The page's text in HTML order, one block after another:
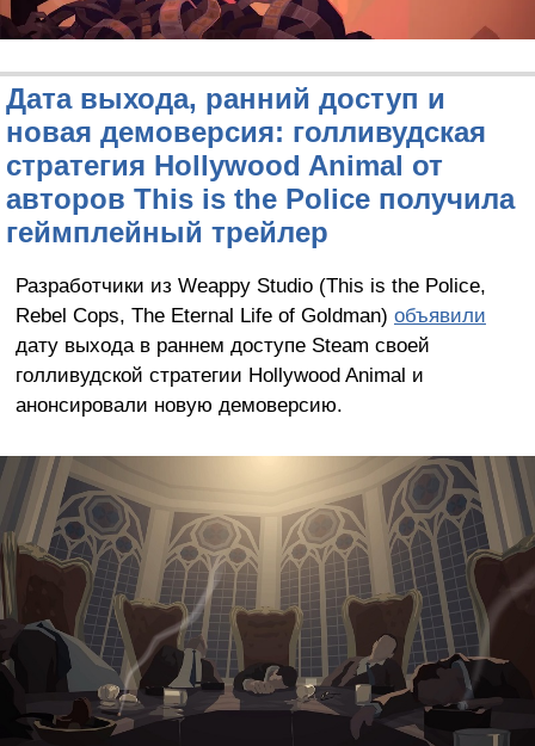
Дата выхода, ранний доступ и
новая демоверсия: голливудская
стратегия Hollywood Animal от
авторов This is the Police получила
геймплейный трейлер
Разработчики из Weappy Studio (This is the Police,
Rebel Cops, The Eternal Life of Goldman) объявили
дату выхода в раннем доступе Steam своей
голливудской стратегии Hollywood Animal и
анонсировали новую демоверсию.